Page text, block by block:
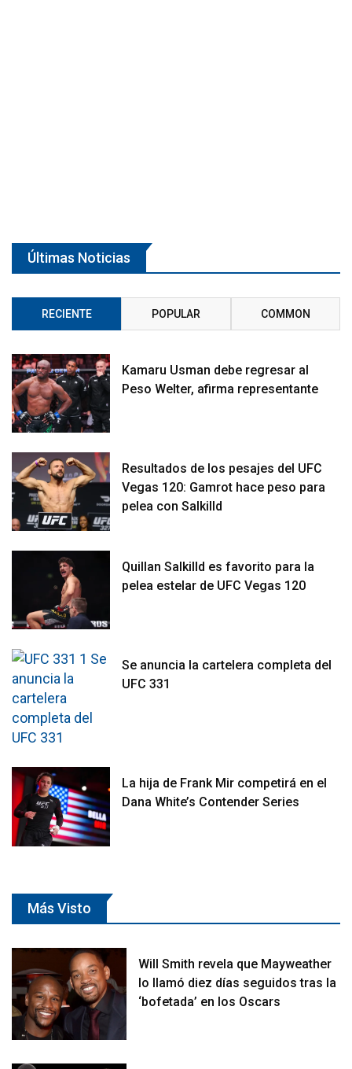
Últimas Noticias
RECIENTE POPULAR COMMON
Kamaru Usman debe regresar al
Peso Welter, afirma representante
Resultados de los pesajes del UFC
Vegas 120: Gamrot hace peso para
pelea con Salkilld
Quillan Salkilld es favorito para la
pelea estelar de UFC Vegas 120
Se anuncia la cartelera completa del
UFC 331
La hija de Frank Mir competirá en el
Dana White’s Contender Series
Más Visto
Will Smith revela que Mayweather
lo llamó diez días seguidos tras la
‘bofetada’ en los Oscars